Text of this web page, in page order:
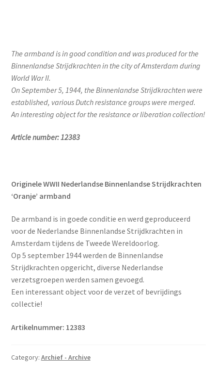
The armband is in good condition and was produced for the
Binnenlandse Strijdkrachten in the city of Amsterdam during
World War II.
On September 5, 1944, the Binnenlandse Strijdkrachten were
established, various Dutch resistance groups were merged.
An interesting object for the resistance or liberation collection!
Article number: 12383
Originele WWII Nederlandse Binnenlandse Strijdkrachten
‘Oranje’ armband
De armband is in goede conditie en werd geproduceerd
voor de Nederlandse Binnenlandse Strijdkrachten in
Amsterdam tijdens de Tweede Wereldoorlog.
Op 5 september 1944 werden de Binnenlandse
Strijdkrachten opgericht, diverse Nederlandse
verzetsgroepen werden samen gevoegd.
Een interessant object voor de verzet of bevrijdings
collectie!
Artikelnummer: 12383
Category: Archief - Archive